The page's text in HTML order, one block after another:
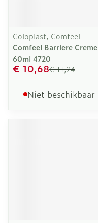
Coloplast, Comfeel
Comfeel Barriere Creme
60ml 4720
€ 11,24
€ 10,68
Niet beschikbaar